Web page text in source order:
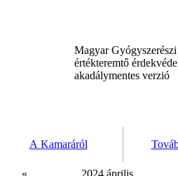
Magyar
értékteremtő
akadálymentes verzió
A Kamaráról
«
2024 április